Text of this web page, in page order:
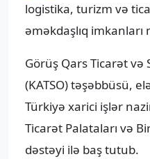
logistika, turizm və
əməkdaşlıq
Görüş Qars Ticarət və
(KATSO) təşəbbüsü,
Türkiyə xarici işlər
Ticarət Palataları və
dəstəyi ilə baş tutub.